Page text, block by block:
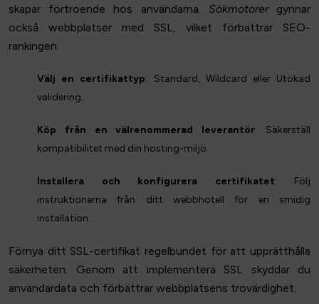
skapar förtroende hos användarna. Sökmotorergynnar
också webbplatser med SSL, vilket förbättrar SEO-
rankingen.
Välj en certifikattyp: Standard, Wildcard eller Utökad
validering.
Köp från en välrenommerad leverantör: Säkerställ
kompatibilitet med din hosting-miljö.
Installera och konfigurera certifikatet: Följ
instruktionerna från ditt webbhotell för en smidig
installation.
Förnya ditt SSL-certifikat regelbundet för att upprätthålla
säkerheten. Genom att implementera SSL skyddar du
användardata och förbättrar webbplatsens trovärdighet.